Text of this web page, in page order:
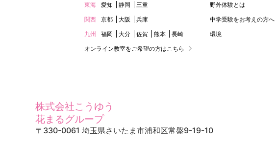
東海
愛知 静岡
三重
関西
京都 大阪
兵庫
九州
福岡 大分 佐賀 熊本
長崎
オンライン教室をご希望の方はこちら
野外体験とは
中学受験をお考えの方へ
環境
株式会社こうゆう
花まるグループ
〒330-0061 埼玉県さいたま市浦和区常盤9-19-10